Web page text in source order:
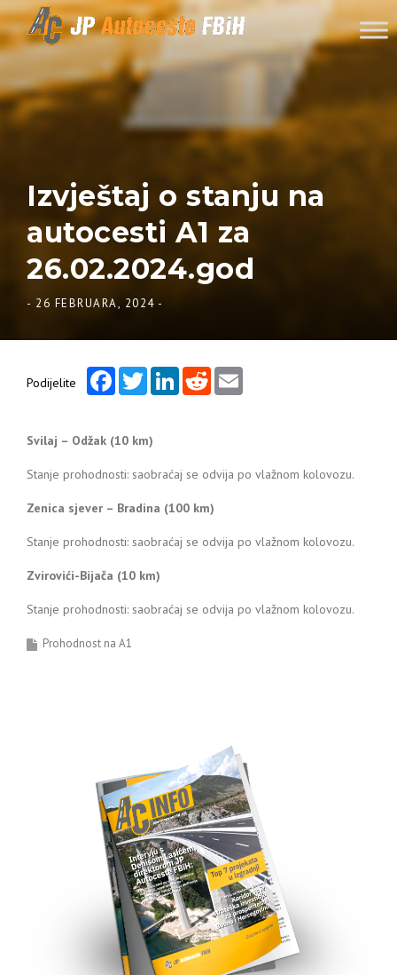
Skip to content
Izvještaj o stanju na
autocesti A1 za
26.02.2024.god
- 26 FEBRUARA, 2024 -
Podijelite
FacebookTwitterLinkedInReddit
Svilaj – Odžak (10 km)
Stanje prohodnosti: saobraćaj se odvija po vlažnom kolovozu.
Zenica sjever – Bradina (100 km)
Stanje prohodnosti: saobraćaj se odvija po vlažnom kolovozu.
Zvirovići-Bijača (10 km)
Stanje prohodnosti: saobraćaj se odvija po vlažnom kolovozu.
Prohodnost na A1